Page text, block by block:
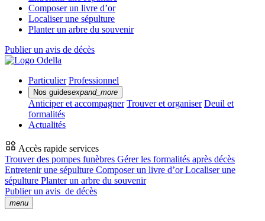
Composer un livre d’or
Localiser une sépulture
Planter un arbre du souvenir
Publier un avis de décès
Particulier Professionnel
Nos guidesexpand_more
Anticiper et accompagner Trouver et organiser Deuil et
formalités
Actualités
Accès rapide services
Trouver des pompes funèbres Gérer les formalités après décès
Entretenir une sépulture Composer un livre d’orLocaliser une
sépulture Planter un arbre du souvenir
Publier un avis de décès
menu